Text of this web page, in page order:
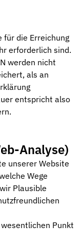
für die Erreichung
erforderlich sind.
werden nicht
als an
entspricht also
Analyse)
unserer Website
Wege
Plausible
Punkt